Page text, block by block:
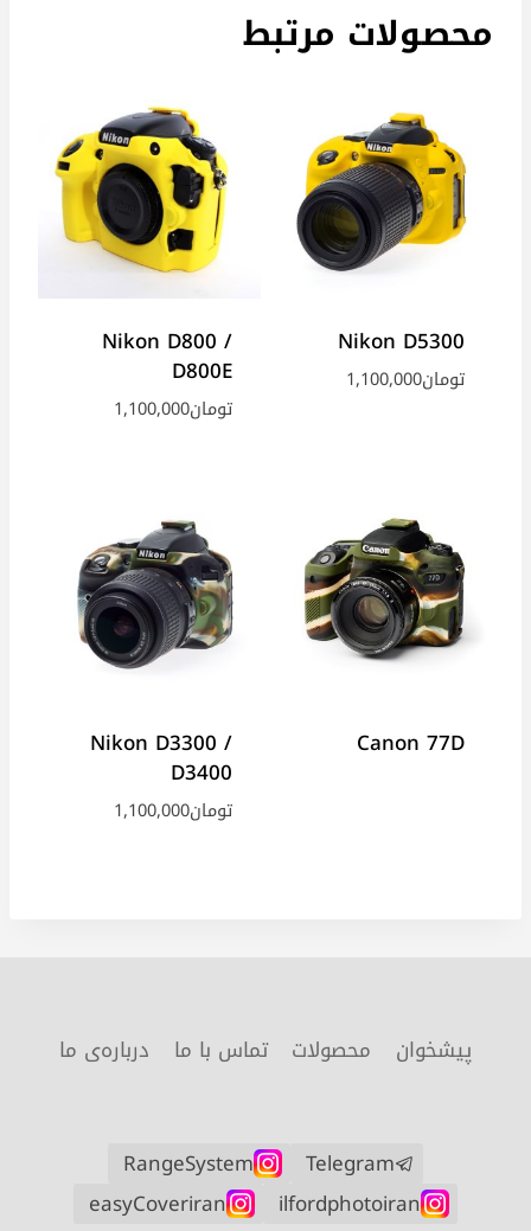
محصولات مرتبط
Nikon D5300
تومان1,100,000
Nikon D800 /
D800E
تومان1,100,000
Canon 77D
Nikon D3300 /
D3400
تومان1,100,000
پیشخوان محصولات تماس با ما درباره‌ی ما
Telegram
RangeSystem
ilfordphotoiran
easyCoveriran